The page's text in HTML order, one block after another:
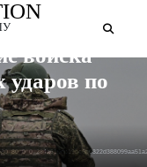
войска
ударов по